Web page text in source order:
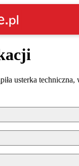
usterka